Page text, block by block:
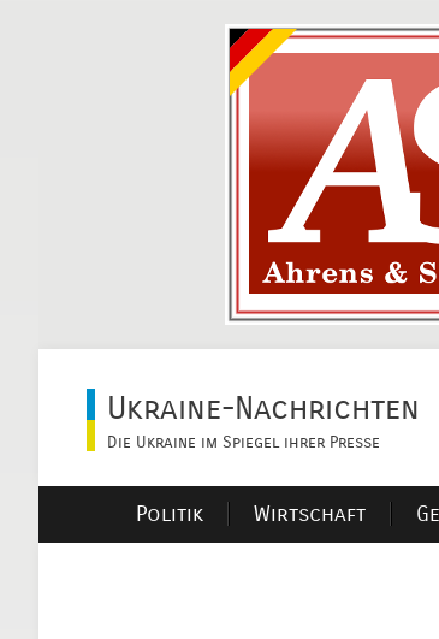
Ukraine-Nachrichten
Die Ukraine im Spiegel ihrer Presse
Politik Wirtschaft